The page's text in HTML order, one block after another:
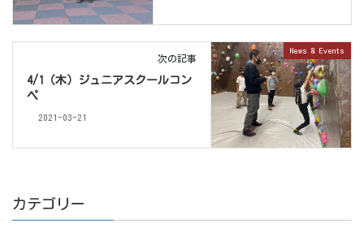
News & Events
次の記事
4/1（木）ジュニアスクールコン
ペ
2021-03-21
カテゴリー